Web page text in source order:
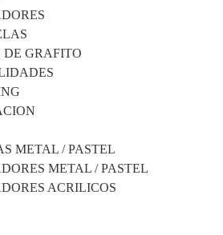
DE GRAFITO
METAL / PASTEL
METAL / PASTEL
ACRILICOS